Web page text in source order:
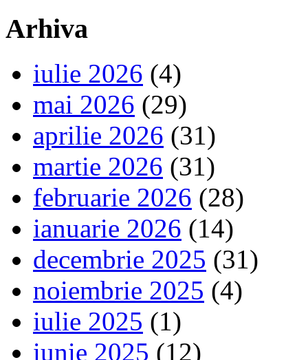
Arhiva
iulie 2026 (4)
mai 2026 (29)
aprilie 2026 (31)
martie 2026 (31)
februarie 2026 (28)
ianuarie 2026 (14)
decembrie 2025 (31)
noiembrie 2025 (4)
iulie 2025 (1)
iunie 2025 (12)